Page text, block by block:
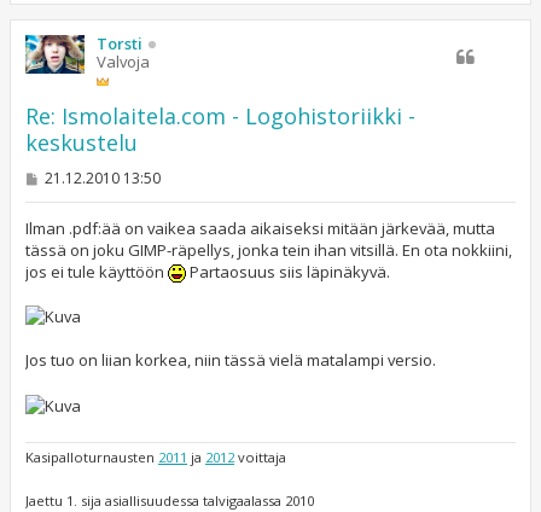
ö
Torsti
Valvoja
Re: Ismolaitela.com - Logohistoriikki -
keskustelu
V
s
t
i
21.12.2010 13:50
Ilman .pdf:ää on vaikea saada aikaiseksi mitään järkevää, mutta
tässä on joku GIMP-räpellys, jonka tein ihan vitsillä. En ota nokkiini,
jos ei tule käyttöön
Partaosuus siis läpinäkyvä.
Jos tuo on liian korkea, niin tässä vielä matalampi versio.
Kasipalloturnausten 2011 ja 2012voittaja
Jaettu 1. sija asiallisuudessa talvigaalassa 2010